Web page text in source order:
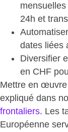
24h et
dates liées
Diversifier
en CHF
Mettre en
expliqué dans
frontaliers. Les
Européenne